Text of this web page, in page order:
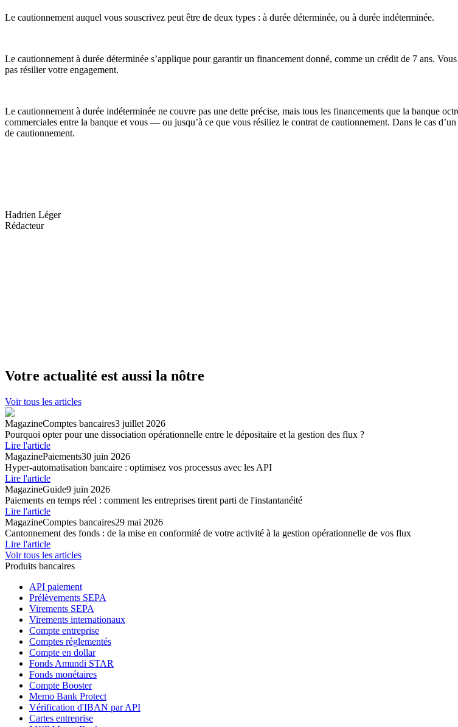
Le cautionnement auquel vous souscrivez peut être de deux types : à durée déterminée, ou à durée indéterminée.
Le cautionnement à durée déterminée s’applique pour garantir un financement donné, comme un crédit de 7 ans.
pas résilier votre engagement.
Le cautionnement à durée indéterminée ne couvre pas une dette précise, mais tous les financements que la banque
commerciales entre la banque et vous — ou jusqu’à ce que vous résiliez le contrat de cautionnement. Dans le cas
de cautionnement.
Hadrien Léger
Rédacteur
Votre actualité est aussi la nôtre
Voir tous les articles
MagazineComptes bancaires3 juillet 2026
Pourquoi opter pour une dissociation opérationnelle entre le dépositaire et la gestion des flux ?
Lire l'article
MagazinePaiements30 juin 2026
Hyper-automatisation bancaire : optimisez vos processus avec les API
Lire l'article
MagazineGuide9 juin 2026
Paiements en temps réel : comment les entreprises tirent parti de l'instantanéité
Lire l'article
MagazineComptes bancaires29 mai 2026
Cantonnement des fonds : de la mise en conformité de votre activité à la gestion opérationnelle de vos flux
Lire l'article
Voir tous les articles
Produits bancaires
API paiement
Prélèvements SEPA
Virements SEPA
Virements internationaux
Compte entreprise
Comptes réglementés
Compte en dollar
Fonds Amundi STAR
Fonds monétaires
Compte Booster
Memo Bank Protect
Vérification d'IBAN par API
Cartes entreprise